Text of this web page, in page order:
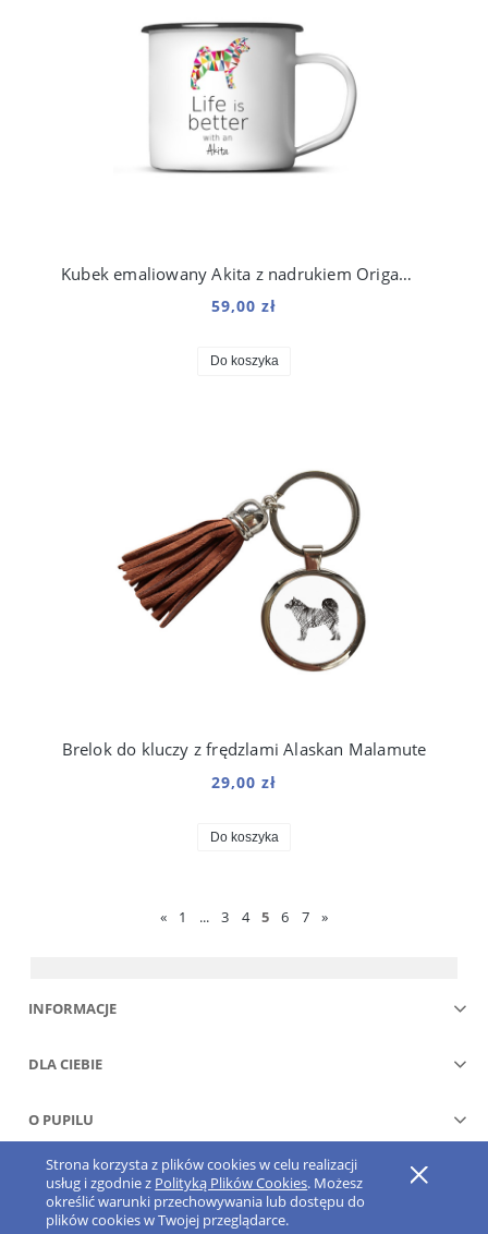
Strona korzysta z plików cookies w celu realizacji
usług i zgodnie z Polityką Plików Cookies. Możesz
określić warunki przechowywania lub dostępu do
plików cookies w Twojej przeglądarce.
Kubek emaliowany Akita z nadrukiem Origami Biały
59,00 zł
Do koszyka
Brelok do kluczy z frędzlami Alaskan Malamute
29,00 zł
Do koszyka
« 1 ... 3 4 5 6 7 »
INFORMACJE
DLA CIEBIE
O PUPILU
Pokaż pełną wersję strony
Sklep internetowy Shoper.pl